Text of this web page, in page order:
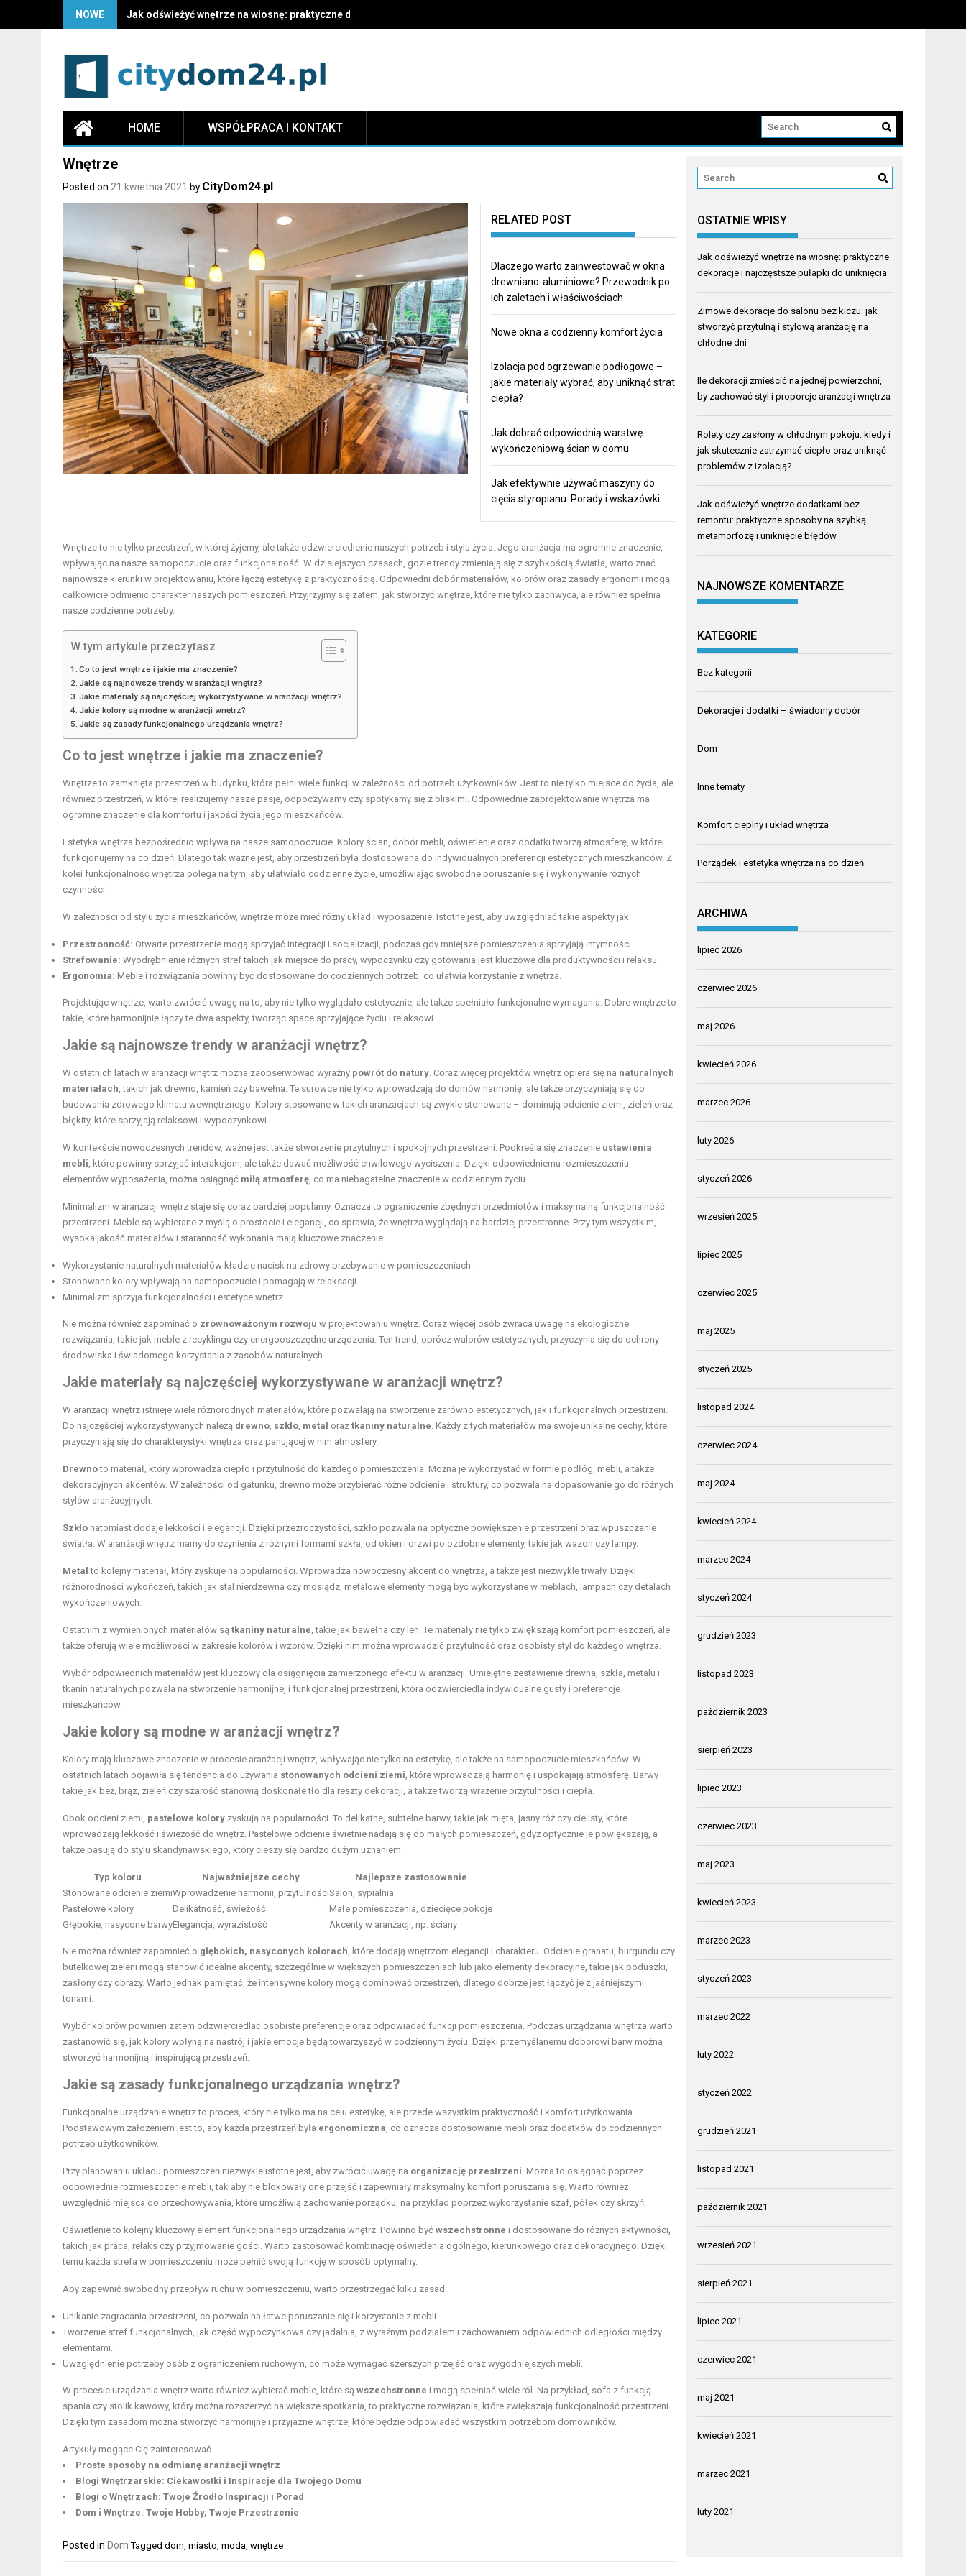
NOWE Jak odświeżyć wnętrze na wiosnę: praktyczne dekoracje i najczęstsze pułapki do uniknięcia
HOME WSPÓŁPRACA I KONTAKT
Wnętrze
Posted on 21 kwietnia 2021 by CityDom24.pl
RELATED POST
Dlaczego warto zainwestować w okna
drewniano-aluminiowe? Przewodnik po
ich zaletach i właściwościach
Nowe okna a codzienny komfort życia
Izolacja pod ogrzewanie podłogowe –
jakie materiały wybrać, aby uniknąć strat
ciepła?
Jak dobrać odpowiednią warstwę
wykończeniową ścian w domu
Jak efektywnie używać maszyny do
cięcia styropianu: Porady i wskazówki
Wnętrze to nie tylko przestrzeń, w której żyjemy, ale także odzwierciedlenie naszych potrzeb i stylu życia. Jego aranżacja ma ogromne znaczenie,
wpływając na nasze samopoczucie oraz funkcjonalność. W dzisiejszych czasach, gdzie trendy zmieniają się z szybkością światła, warto znać
najnowsze kierunki w projektowaniu, które łączą estetykę z praktycznością. Odpowiedni dobór materiałów, kolorów oraz zasady ergonomii mogą
całkowicie odmienić charakter naszych pomieszczeń. Przyjrzyjmy się zatem, jak stworzyć wnętrze, które nie tylko zachwyca, ale również spełnia
nasze codzienne potrzeby.
W tym artykule przeczytasz
Co to jest wnętrze i jakie ma znaczenie?
Jakie są najnowsze trendy w aranżacji wnętrz?
Jakie materiały są najczęściej wykorzystywane w aranżacji wnętrz?
Jakie kolory są modne w aranżacji wnętrz?
Jakie są zasady funkcjonalnego urządzania wnętrz?
Co to jest wnętrze i jakie ma znaczenie?
Wnętrze to zamknięta przestrzeń w budynku, która pełni wiele funkcji w zależności od potrzeb użytkowników. Jest to nie tylko miejsce do życia, ale
również przestrzeń, w której realizujemy nasze pasje, odpoczywamy czy spotykamy się z bliskimi. Odpowiednie zaprojektowanie wnętrza ma
ogromne znaczenie dla komfortu i jakości życia jego mieszkańców.
Estetyka wnętrza bezpośrednio wpływa na nasze samopoczucie. Kolory ścian, dobór mebli, oświetlenie oraz dodatki tworzą atmosferę, w której
funkcjonujemy na co dzień. Dlatego tak ważne jest, aby przestrzeń była dostosowana do indywidualnych preferencji estetycznych mieszkańców. Z
kolei funkcjonalność wnętrza polega na tym, aby ułatwiało codzienne życie, umożliwiając swobodne poruszanie się i wykonywanie różnych
czynności.
W zależności od stylu życia mieszkańców, wnętrze może mieć różny układ i wyposażenie. Istotne jest, aby uwzględniać takie aspekty jak:
Przestronność: Otwarte przestrzenie mogą sprzyjać integracji i socjalizacji, podczas gdy mniejsze pomieszczenia sprzyjają intymności.
Strefowanie: Wyodrębnienie różnych stref takich jak miejsce do pracy, wypoczynku czy gotowania jest kluczowe dla produktywności i relaksu.
Ergonomia: Meble i rozwiązania powinny być dostosowane do codziennych potrzeb, co ułatwia korzystanie z wnętrza.
Projektując wnętrze, warto zwrócić uwagę na to, aby nie tylko wyglądało estetycznie, ale także spełniało funkcjonalne wymagania. Dobre wnętrze to
takie, które harmonijnie łączy te dwa aspekty, tworząc space sprzyjające życiu i relaksowi.
Jakie są najnowsze trendy w aranżacji wnętrz?
W ostatnich latach w aranżacji wnętrz można zaobserwować wyraźny powrót do natury. Coraz więcej projektów wnętrz opiera się na naturalnych
materiałach, takich jak drewno, kamień czy bawełna. Te surowce nie tylko wprowadzają do domów harmonię, ale także przyczyniają się do
budowania zdrowego klimatu wewnętrznego. Kolory stosowane w takich aranżacjach są zwykle stonowane – dominują odcienie ziemi, zieleń oraz
błękity, które sprzyjają relaksowi i wypoczynkowi.
W kontekście nowoczesnych trendów, ważne jest także stworzenie przytulnych i spokojnych przestrzeni. Podkreśla się znaczenie ustawienia
mebli, które powinny sprzyjać interakcjom, ale także dawać możliwość chwilowego wyciszenia. Dzięki odpowiedniemu rozmieszczeniu
elementów wyposażenia, można osiągnąć miłą atmosferę, co ma niebagatelne znaczenie w codziennym życiu.
Minimalizm w aranżacji wnętrz staje się coraz bardziej popularny. Oznacza to ograniczenie zbędnych przedmiotów i maksymalną funkcjonalność
przestrzeni. Meble są wybierane z myślą o prostocie i elegancji, co sprawia, że wnętrza wyglądają na bardziej przestronne. Przy tym wszystkim,
wysoka jakość materiałów i staranność wykonania mają kluczowe znaczenie.
Wykorzystanie naturalnych materiałów kładzie nacisk na zdrowy przebywanie w pomieszczeniach.
Stonowane kolory wpływają na samopoczucie i pomagają w relaksacji.
Minimalizm sprzyja funkcjonalności i estetyce wnętrz.
Nie można również zapominać o zrównoważonym rozwoju w projektowaniu wnętrz. Coraz więcej osób zwraca uwagę na ekologiczne
rozwiązania, takie jak meble z recyklingu czy energooszczędne urządzenia. Ten trend, oprócz walorów estetycznych, przyczynia się do ochrony
środowiska i świadomego korzystania z zasobów naturalnych.
Jakie materiały są najczęściej wykorzystywane w aranżacji wnętrz?
W aranżacji wnętrz istnieje wiele różnorodnych materiałów, które pozwalają na stworzenie zarówno estetycznych, jak i funkcjonalnych przestrzeni.
Do najczęściej wykorzystywanych należą drewno, szkło, metal oraz tkaniny naturalne. Każdy z tych materiałów ma swoje unikalne cechy, które
przyczyniają się do charakterystyki wnętrza oraz panującej w nim atmosfery.
Drewnoto materiał, który wprowadza ciepło i przytulność do każdego pomieszczenia. Można je wykorzystać w formie podłóg, mebli, a także
dekoracyjnych akcentów. W zależności od gatunku, drewno może przybierać różne odcienie i struktury, co pozwala na dopasowanie go do różnych
stylów aranżacyjnych.
Szkło natomiast dodaje lekkości i elegancji. Dzięki przezroczystości, szkło pozwala na optyczne powiększenie przestrzeni oraz wpuszczanie
światła. W aranżacji wnętrz mamy do czynienia z różnymi formami szkła, od okien i drzwi po ozdobne elementy, takie jak wazon czy lampy.
Metal to kolejny materiał, który zyskuje na popularności. Wprowadza nowoczesny akcent do wnętrza, a także jest niezwykle trwały. Dzięki
różnorodności wykończeń, takich jak stal nierdzewna czy mosiądz, metalowe elementy mogą być wykorzystane w meblach, lampach czy detalach
wykończeniowych.
Ostatnim z wymienionych materiałów są tkaniny naturalne, takie jak bawełna czy len. Te materiały nie tylko zwiększają komfort pomieszczeń, ale
także oferują wiele możliwości w zakresie kolorów i wzorów. Dzięki nim można wprowadzić przytulność oraz osobisty styl do każdego wnętrza.
Wybór odpowiednich materiałów jest kluczowy dla osiągnięcia zamierzonego efektu w aranżacji. Umiejętne zestawienie drewna, szkła, metalu i
tkanin naturalnych pozwala na stworzenie harmonijnej i funkcjonalnej przestrzeni, która odzwierciedla indywidualne gusty i preferencje
mieszkańców.
Jakie kolory są modne w aranżacji wnętrz?
Kolory mają kluczowe znaczenie w procesie aranżacji wnętrz, wpływając nie tylko na estetykę, ale także na samopoczucie mieszkańców. W
ostatnich latach pojawiła się tendencja do używania stonowanych odcieni ziemi, które wprowadzają harmonię i uspokajają atmosferę. Barwy
takie jak beż, brąz, zieleń czy szarość stanowią doskonałe tło dla reszty dekoracji, a także tworzą wrażenie przytulności i ciepła.
Obok odcieni ziemi, pastelowe kolory zyskują na popularności. To delikatne, subtelne barwy, takie jak mięta, jasny róż czy cielisty, które
wprowadzają lekkość i świeżość do wnętrz. Pastelowe odcienie świetnie nadają się do małych pomieszczeń, gdyż optycznie je powiększają, a
także pasują do stylu skandynawskiego, który cieszy się bardzo dużym uznaniem.
Typ koloru Najważniejsze cechy
Najlepsze zastosowanie
Stonowane odcienie ziemiWprowadzenie harmonii, przytulnościSalon, sypialnia
Pastelowe kolory
Delikatność, świeżość
Małe pomieszczenia, dziecięce pokoje
Głębokie, nasycone barwyElegancja, wyrazistość Akcenty w aranżacji, np. ściany
Nie można również zapomnieć o głębokich, nasyconych kolorach, które dodają wnętrzom elegancji i charakteru. Odcienie granatu, burgundu czy
butelkowej zieleni mogą stanowić idealne akcenty, szczególnie w większych pomieszczeniach lub jako elementy dekoracyjne, takie jak poduszki,
zasłony czy obrazy. Warto jednak pamiętać, że intensywne kolory mogą dominować przestrzeń, dlatego dobrze jest łączyć je z jaśniejszymi
tonami.
Wybór kolorów powinien zatem odzwierciedlać osobiste preferencje oraz odpowiadać funkcji pomieszczenia. Podczas urządzania wnętrza warto
zastanowić się, jak kolory wpłyną na nastrój i jakie emocje będą towarzyszyć w codziennym życiu. Dzięki przemyślanemu doborowi barw można
stworzyć harmonijną i inspirującą przestrzeń.
Jakie są zasady funkcjonalnego urządzania wnętrz?
Funkcjonalne urządzanie wnętrz to proces, który nie tylko ma na celu estetykę, ale przede wszystkim praktyczność i komfort użytkowania.
Podstawowym założeniem jest to, aby każda przestrzeń była ergonomiczna, co oznacza dostosowanie mebli oraz dodatków do codziennych
potrzeb użytkowników.
Przy planowaniu układu pomieszczeń niezwykle istotne jest, aby zwrócić uwagę na organizację przestrzeni. Można to osiągnąć poprzez
odpowiednie rozmieszczenie mebli, tak aby nie blokowały one przejść i zapewniały maksymalny komfort poruszania się. Warto również
uwzględnić miejsca do przechowywania, które umożliwią zachowanie porządku, na przykład poprzez wykorzystanie szaf, półek czy skrzyń.
Oświetlenie to kolejny kluczowy element funkcjonalnego urządzania wnętrz. Powinno być wszechstronne i dostosowane do różnych aktywności,
takich jak praca, relaks czy przyjmowanie gości. Warto zastosować kombinację oświetlenia ogólnego, kierunkowego oraz dekoracyjnego. Dzięki
temu każda strefa w pomieszczeniu może pełnić swoją funkcję w sposób optymalny.
Aby zapewnić swobodny przepływ ruchu w pomieszczeniu, warto przestrzegać kilku zasad:
Unikanie zagracania przestrzeni, co pozwala na łatwe poruszanie się i korzystanie z mebli.
Tworzenie stref funkcjonalnych, jak część wypoczynkowa czy jadalnia, z wyraźnym podziałem i zachowaniem odpowiednich odległości między
elementami.
Uwzględnienie potrzeby osób z ograniczeniem ruchowym, co może wymagać szerszych przejść oraz wygodniejszych mebli.
W procesie urządzania wnętrz warto również wybierać meble, które są wszechstronne i mogą spełniać wiele ról. Na przykład, sofa z funkcją
spania czy stolik kawowy, który można rozszerzyć na większe spotkania, to praktyczne rozwiązania, które zwiększają funkcjonalność przestrzeni.
Dzięki tym zasadom można stworzyć harmonijne i przyjazne wnętrze, które będzie odpowiadać wszystkim potrzebom domowników.
Artykuły mogące Cię zainteresować
Proste sposoby na odmianę aranżacji wnętrz
Blogi Wnętrzarskie: Ciekawostki i Inspiracje dla Twojego Domu
Blogi o Wnętrzach: Twoje Źródło Inspiracji i Porad
Dom i Wnętrze: Twoje Hobby, Twoje Przestrzenie
Posted in Dom Tagged dom, miasto, moda, wnętrze
OSTATNIE WPISY
Jak odświeżyć wnętrze na wiosnę: praktyczne
dekoracje i najczęstsze pułapki do uniknięcia
Zimowe dekoracje do salonu bez kiczu: jak
stworzyć przytulną i stylową aranżację na
chłodne dni
Ile dekoracji zmieścić na jednej powierzchni,
by zachować styl i proporcje aranżacji wnętrza
Rolety czy zasłony w chłodnym pokoju: kiedy i
jak skutecznie zatrzymać ciepło oraz uniknąć
problemów z izolacją?
Jak odświeżyć wnętrze dodatkami bez
remontu: praktyczne sposoby na szybką
metamorfozę i uniknięcie błędów
NAJNOWSZE KOMENTARZE
KATEGORIE
Bez kategorii
Dekoracje i dodatki – świadomy dobór
Dom
Inne tematy
Komfort cieplny i układ wnętrza
Porządek i estetyka wnętrza na co dzień
ARCHIWA
lipiec 2026
czerwiec 2026
maj 2026
kwiecień 2026
marzec 2026
luty 2026
styczeń 2026
wrzesień 2025
lipiec 2025
czerwiec 2025
maj 2025
styczeń 2025
listopad 2024
czerwiec 2024
maj 2024
kwiecień 2024
marzec 2024
styczeń 2024
grudzień 2023
listopad 2023
październik 2023
sierpień 2023
lipiec 2023
czerwiec 2023
maj 2023
kwiecień 2023
marzec 2023
styczeń 2023
marzec 2022
luty 2022
styczeń 2022
grudzień 2021
listopad 2021
październik 2021
wrzesień 2021
sierpień 2021
lipiec 2021
czerwiec 2021
maj 2021
kwiecień 2021
marzec 2021
luty 2021